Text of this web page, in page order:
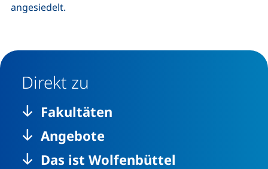
angesiedelt.
Direkt zu
Fakultäten
Angebote
Das ist Wolfenbüttel